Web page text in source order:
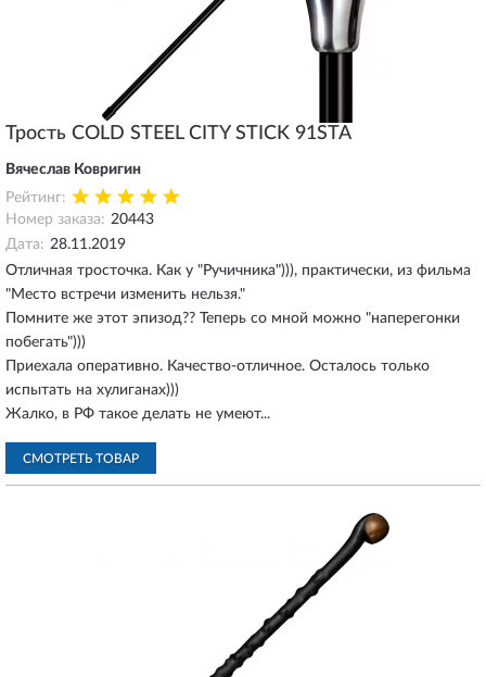
Трость COLD STEEL CITY STICK 91STA
Вячеслав Ковригин
Рейтинг:
Номер заказа: 20443
Дата: 28.11.2019
Отличная тросточка. Как у "Ручичника"))), практически, из фильма
"Место встречи изменить нельзя."
Помните же этот эпизод?? Теперь со мной можно "наперегонки
побегать")))
Приехала оперативно. Качество-отличное. Осталось только
испытать на хулиганах)))
Жалко, в РФ такое делать не умеют...
СМОТРЕТЬ ТОВАР